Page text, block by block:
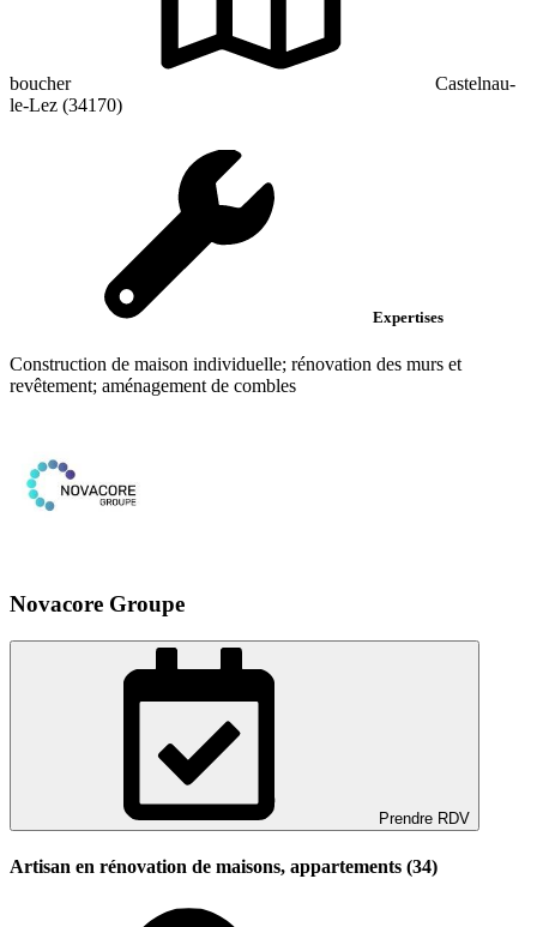
boucher
Castelnau-
le-Lez (34170)
Expertises
Construction de maison individuelle; rénovation des murs et
revêtement; aménagement de combles
Novacore Groupe
Prendre RDV
Artisan en rénovation de maisons, appartements (34)